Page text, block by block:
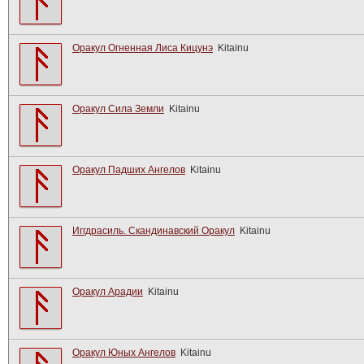
Оракул Огненная Лиса Кицунэ Kitainu
Оракул Сила Земли Kitainu
Оракул Падших Ангелов Kitainu
Иггдрасиль. Скандинавский Оракул Kitainu
Оракул Арадии Kitainu
Оракул Юных Ангелов Kitainu